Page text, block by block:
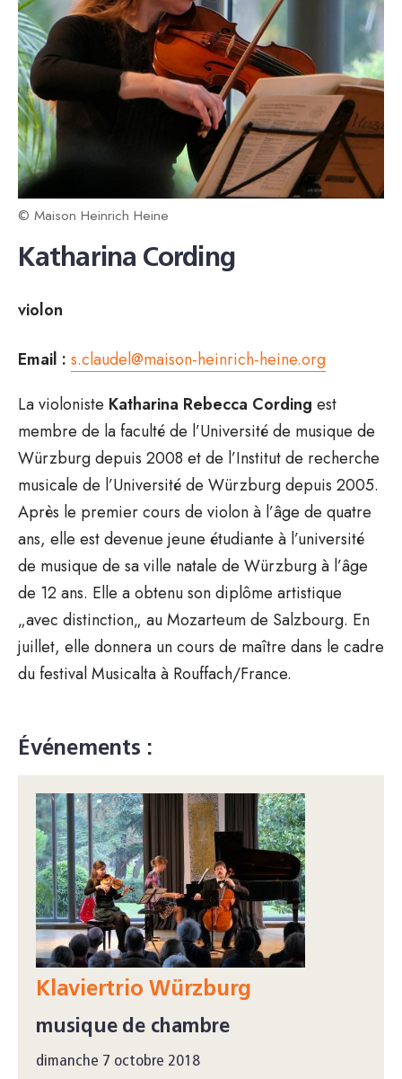
© Maison Heinrich Heine
Katharina Cording
violon
Email : s.claudel@maison-heinrich-heine.org
La violoniste Katharina Rebecca Cording est
membre de la faculté de l’Université de musique de
Würzburg depuis 2008 et de l’Institut de recherche
musicale de l’Université de Würzburg depuis 2005.
Après le premier cours de violon à l’âge de quatre
ans, elle est devenue jeune étudiante à l’université
de musique de sa ville natale de Würzburg à l’âge
de 12 ans. Elle a obtenu son diplôme artistique
„avec distinction„ au Mozarteum de Salzbourg. En
juillet, elle donnera un cours de maître dans le cadre
du festival Musicalta à Rouffach/France.
Événements :
Klaviertrio Würzburg
musique de chambre
dimanche 7 octobre 2018